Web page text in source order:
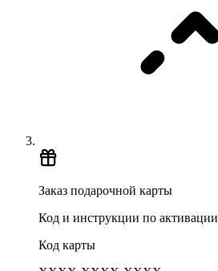
Заказ подарочной карты
Код и инструкции по активации
Код карты